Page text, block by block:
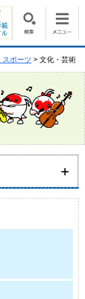
スポーツ > 文化・芸術